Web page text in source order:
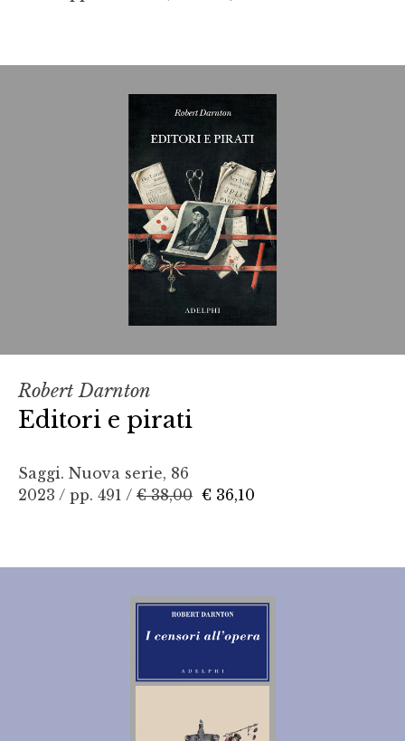
Robert Darnton
Editori e pirati
Saggi. Nuova serie, 86
2023 / pp. 491 / € 38,00 € 36,10